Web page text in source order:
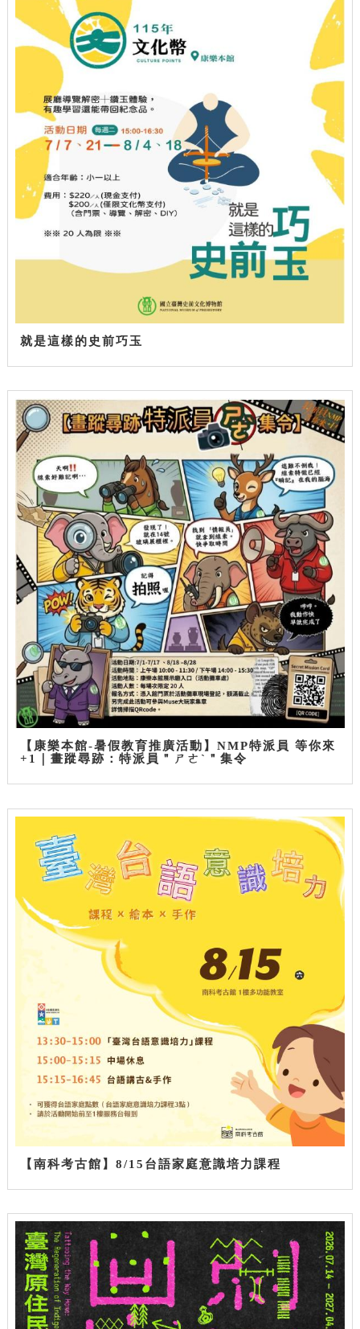
就是這樣的史前巧玉
【康樂本館-暑假教育推廣活動】NMP特派員 等你來
+1｜畫蹤尋跡：特派員＂ㄕㄜˋ＂集令
【南科考古館】8/15台語家庭意識培力課程